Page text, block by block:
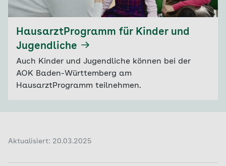
HausarztProgramm für Kinder und
Jugendliche
Auch Kinder und Jugendliche können bei der
AOK Baden-Württemberg am
HausarztProgramm teilnehmen.
Aktualisiert: 20.03.2025